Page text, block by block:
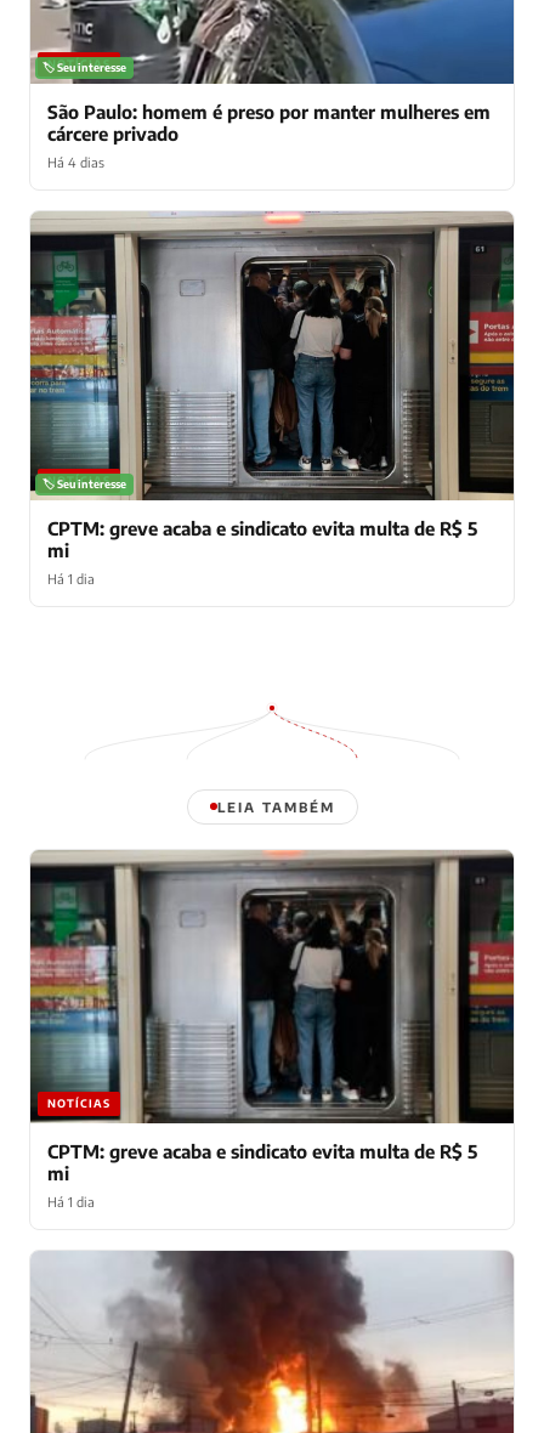
NOTÍCIAS
🏷️ Seu interesse
São Paulo: homem é preso por manter mulheres em
cárcere privado
Há 4 dias
NOTÍCIAS
🏷️ Seu interesse
CPTM: greve acaba e sindicato evita multa de R$ 5
mi
Há 1 dia
LEIA TAMBÉM
NOTÍCIAS
CPTM: greve acaba e sindicato evita multa de R$ 5
mi
Há 1 dia